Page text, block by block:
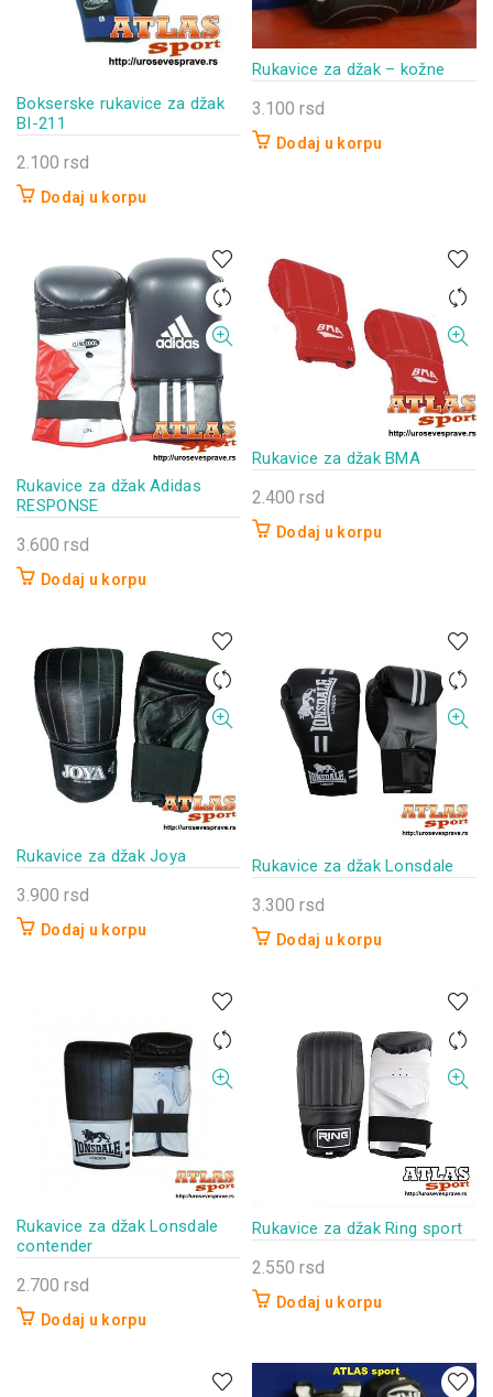
Bokserske rukavice za džak
BI-211
2.100 rsd
Dodaj u korpu
Rukavice za džak – kožne
3.100 rsd
Dodaj u korpu
Rukavice za džak Adidas
RESPONSE
3.600 rsd
Dodaj u korpu
Rukavice za džak BMA
2.400 rsd
Dodaj u korpu
Rukavice za džak Joya
3.900 rsd
Dodaj u korpu
Rukavice za džak Lonsdale
3.300 rsd
Dodaj u korpu
Rukavice za džak Lonsdale
contender
2.700 rsd
Dodaj u korpu
Rukavice za džak Ring sport
2.550 rsd
Dodaj u korpu